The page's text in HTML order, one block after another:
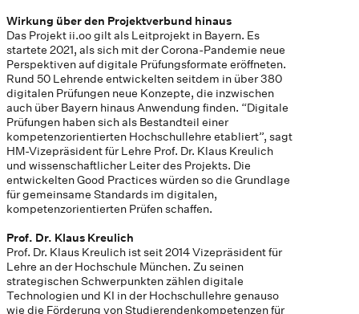
Wirkung über den Projektverbund hinaus
Das Projekt ii.oo gilt als Leitprojekt in Bayern. Es
startete 2021, als sich mit der Corona-Pandemie neue
Perspektiven auf digitale Prüfungsformate eröffneten.
Rund 50 Lehrende entwickelten seitdem in über 380
digitalen Prüfungen neue Konzepte, die inzwischen
auch über Bayern hinaus Anwendung finden. “Digitale
Prüfungen haben sich als Bestandteil einer
kompetenzorientierten Hochschullehre etabliert”, sagt
HM-Vizepräsident für Lehre Prof. Dr. Klaus Kreulich
und wissenschaftlicher Leiter des Projekts. Die
entwickelten Good Practices würden so die Grundlage
für gemeinsame Standards im digitalen,
kompetenzorientierten Prüfen schaffen.
Prof. Dr. Klaus Kreulich
Prof. Dr. Klaus Kreulich ist seit 2014 Vizepräsident für
Lehre an der Hochschule München. Zu seinen
strategischen Schwerpunkten zählen digitale
Technologien und KI in der Hochschullehre genauso
wie die Förderung von Studierendenkompetenzen für